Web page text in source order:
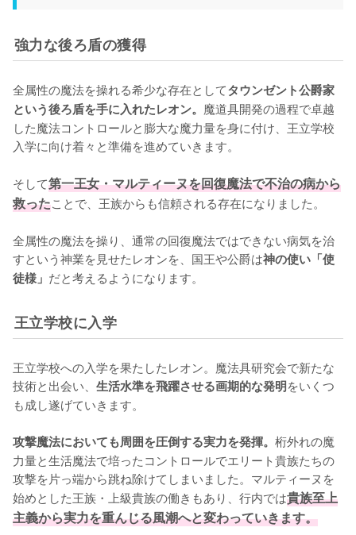
強力な後ろ盾の獲得
全属性の魔法を操れる希少な存在としてタウンゼント公爵家
という後ろ盾を手に入れたレオン。 魔道具開発の過程で卓越
した魔法コントロールと膨大な魔力量を身に付け、王立学校
入学に向け着々と準備を進めていきます。
そして第一王女・マルティーヌを回復魔法で不治の病から
救ったことで、王族からも信頼される存在になりました。
全属性の魔法を操り、通常の回復魔法ではできない病気を治
すという神業を見せたレオンを、国王や公爵は神の使い「使
徒様」 だと考えるようになります。
王立学校に入学
王立学校への入学を果たしたレオン。魔法具研究会で新たな
技術と出会い、 生活水準を飛躍させる画期的な発明をいくつ
も成し遂げていきます。
攻撃魔法においても周囲を圧倒する実力を発揮。 桁外れの魔
力量と生活魔法で培ったコントロールでエリート貴族たちの
攻撃を片っ端から跳ね除けてしまいました。マルティーヌを
始めとした王族・上級貴族の働きもあり、行内では貴族至上
主義から実力を重んじる風潮へと変わっていきます。